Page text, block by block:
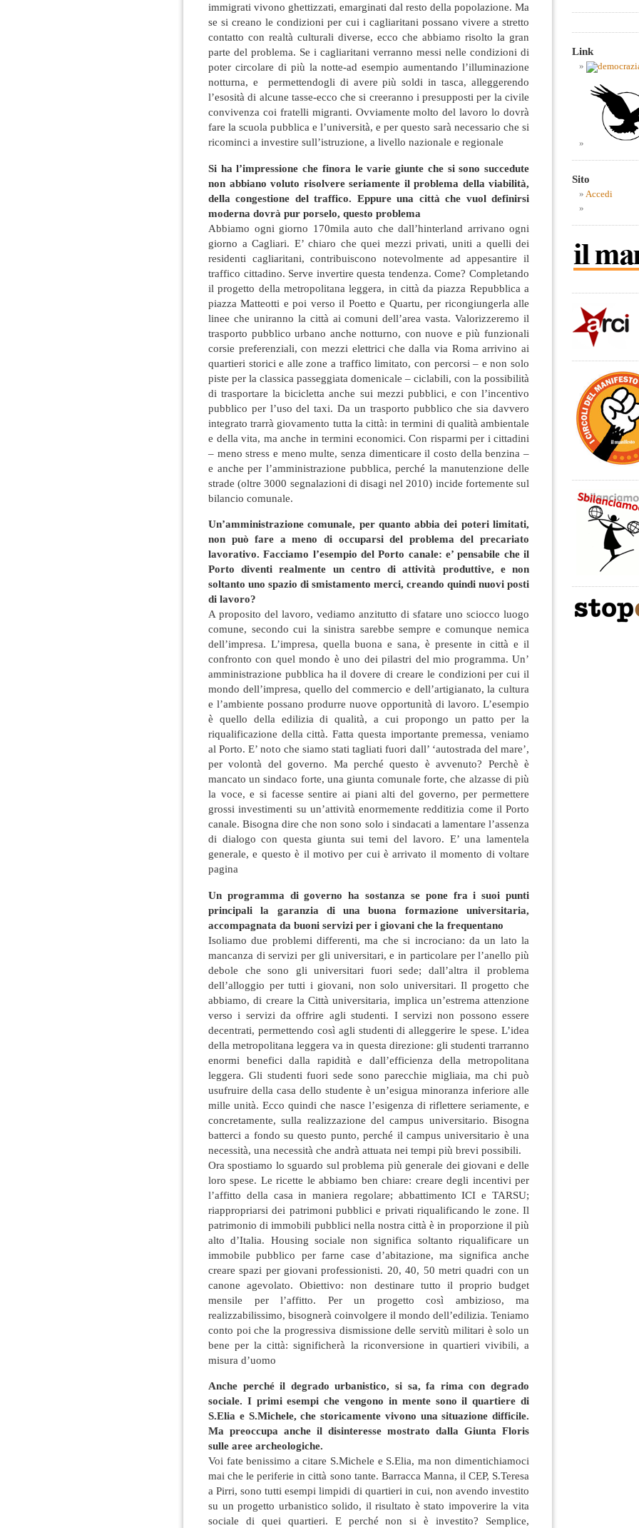
immigrati vivono ghettizzati, emarginati dal resto della popolazione. Ma
se si creano le condizioni per cui i cagliaritani possano vivere a stretto
contatto con realtà culturali diverse, ecco che abbiamo risolto la gran
parte del problema. Se i cagliaritani verranno messi nelle condizioni di
poter circolare di più la notte-ad esempio aumentando l’illuminazione
notturna, e permettendogli di avere più soldi in tasca, alleggerendo
l’esosità di alcune tasse-ecco che si creeranno i presupposti per la civile
convivenza coi fratelli migranti. Ovviamente molto del lavoro lo dovrà
fare la scuola pubblica e l’università, e per questo sarà necessario che si
ricominci a investire sull’istruzione, a livello nazionale e regionale
Si ha l’impressione che finora le varie giunte che si sono succedute
non abbiano voluto risolvere seriamente il problema della viabilità,
della congestione del traffico. Eppure una città che vuol definirsi
moderna dovrà pur porselo, questo problema
Abbiamo ogni giorno 170mila auto che dall’hinterland arrivano ogni
giorno a Cagliari. E’ chiaro che quei mezzi privati, uniti a quelli dei
residenti cagliaritani, contribuiscono notevolmente ad appesantire il
traffico cittadino. Serve invertire questa tendenza. Come? Completando
il progetto della metropolitana leggera, in città da piazza Repubblica a
piazza Matteotti e poi verso il Poetto e Quartu, per ricongiungerla alle
linee che uniranno la città ai comuni dell’area vasta. Valorizzeremo il
trasporto pubblico urbano anche notturno, con nuove e più funzionali
corsie preferenziali, con mezzi elettrici che dalla via Roma arrivino ai
quartieri storici e alle zone a traffico limitato, con percorsi – e non solo
piste per la classica passeggiata domenicale – ciclabili, con la possibilità
di trasportare la bicicletta anche sui mezzi pubblici, e con l’incentivo
pubblico per l’uso del taxi. Da un trasporto pubblico che sia davvero
integrato trarrà giovamento tutta la città: in termini di qualità ambientale
e della vita, ma anche in termini economici. Con risparmi per i cittadini
– meno stress e meno multe, senza dimenticare il costo della benzina –
e anche per l’amministrazione pubblica, perché la manutenzione delle
strade (oltre 3000 segnalazioni di disagi nel 2010) incide fortemente sul
bilancio comunale.
Un’amministrazione comunale, per quanto abbia dei poteri limitati,
non può fare a meno di occuparsi del problema del precariato
lavorativo. Facciamo l’esempio del Porto canale: e’ pensabile che il
Porto diventi realmente un centro di attività produttive, e non
soltanto uno spazio di smistamento merci, creando quindi nuovi posti
di lavoro?
A proposito del lavoro, vediamo anzitutto di sfatare uno sciocco luogo
comune, secondo cui la sinistra sarebbe sempre e comunque nemica
dell’impresa. L’impresa, quella buona e sana, è presente in città e il
confronto con quel mondo è uno dei pilastri del mio programma. Un’
amministrazione pubblica ha il dovere di creare le condizioni per cui il
mondo dell’impresa, quello del commercio e dell’artigianato, la cultura
e l’ambiente possano produrre nuove opportunità di lavoro. L’esempio
è quello della edilizia di qualità, a cui propongo un patto per la
riqualificazione della città. Fatta questa importante premessa, veniamo
al Porto. E’ noto che siamo stati tagliati fuori dall’ ‘autostrada del mare’,
per volontà del governo. Ma perché questo è avvenuto? Perchè è
mancato un sindaco forte, una giunta comunale forte, che alzasse di più
la voce, e si facesse sentire ai piani alti del governo, per permettere
grossi investimenti su un’attività enormemente redditizia come il Porto
canale. Bisogna dire che non sono solo i sindacati a lamentare l’assenza
di dialogo con questa giunta sui temi del lavoro. E’ una lamentela
generale, e questo è il motivo per cui è arrivato il momento di voltare
pagina
Un programma di governo ha sostanza se pone fra i suoi punti
principali la garanzia di una buona formazione universitaria,
accompagnata da buoni servizi per i giovani che la frequentano
Isoliamo due problemi differenti, ma che si incrociano: da un lato la
mancanza di servizi per gli universitari, e in particolare per l’anello più
debole che sono gli universitari fuori sede; dall’altra il problema
dell’alloggio per tutti i giovani, non solo universitari. Il progetto che
abbiamo, di creare la Città universitaria, implica un’estrema attenzione
verso i servizi da offrire agli studenti. I servizi non possono essere
decentrati, permettendo così agli studenti di alleggerire le spese. L’idea
della metropolitana leggera va in questa direzione: gli studenti trarranno
enormi benefici dalla rapidità e dall’efficienza della metropolitana
leggera. Gli studenti fuori sede sono parecchie migliaia, ma chi può
usufruire della casa dello studente è un’esigua minoranza inferiore alle
mille unità. Ecco quindi che nasce l’esigenza di riflettere seriamente, e
concretamente, sulla realizzazione del campus universitario. Bisogna
batterci a fondo su questo punto, perché il campus universitario è una
necessità, una necessità che andrà attuata nei tempi più brevi possibili.
Ora spostiamo lo sguardo sul problema più generale dei giovani e delle
loro spese. Le ricette le abbiamo ben chiare: creare degli incentivi per
l’affitto della casa in maniera regolare; abbattimento ICI e TARSU;
riappropriarsi dei patrimoni pubblici e privati riqualificando le zone. Il
patrimonio di immobili pubblici nella nostra città è in proporzione il più
alto d’Italia. Housing sociale non significa soltanto riqualificare un
immobile pubblico per farne case d’abitazione, ma significa anche
creare spazi per giovani professionisti. 20, 40, 50 metri quadri con un
canone agevolato. Obiettivo: non destinare tutto il proprio budget
mensile per l’affitto. Per un progetto così ambizioso, ma
realizzabilissimo, bisognerà coinvolgere il mondo dell’edilizia. Teniamo
conto poi che la progressiva dismissione delle servitù militari è solo un
bene per la città: significherà la riconversione in quartieri vivibili, a
misura d’uomo
Anche perché il degrado urbanistico, si sa, fa rima con degrado
sociale. I primi esempi che vengono in mente sono il quartiere di
S.Elia e S.Michele, che storicamente vivono una situazione difficile.
Ma preoccupa anche il disinteresse mostrato dalla Giunta Floris
sulle aree archeologiche.
Voi fate benissimo a citare S.Michele e S.Elia, ma non dimentichiamoci
mai che le periferie in città sono tante. Barracca Manna, il CEP, S.Teresa
a Pirri, sono tutti esempi limpidi di quartieri in cui, non avendo investito
su un progetto urbanistico solido, il risultato è stato impoverire la vita
sociale di quei quartieri. E perché non si è investito? Semplice,
Link
Sito
Accedi